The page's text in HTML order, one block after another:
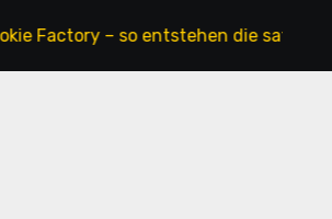
– so entstehen die saftigsten Keks-